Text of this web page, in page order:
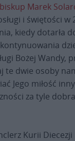
biskup Marek
i świętości
kiedy dotarła
Bożej
te dwie osoby
Jego miłość
za tyle
Kurii